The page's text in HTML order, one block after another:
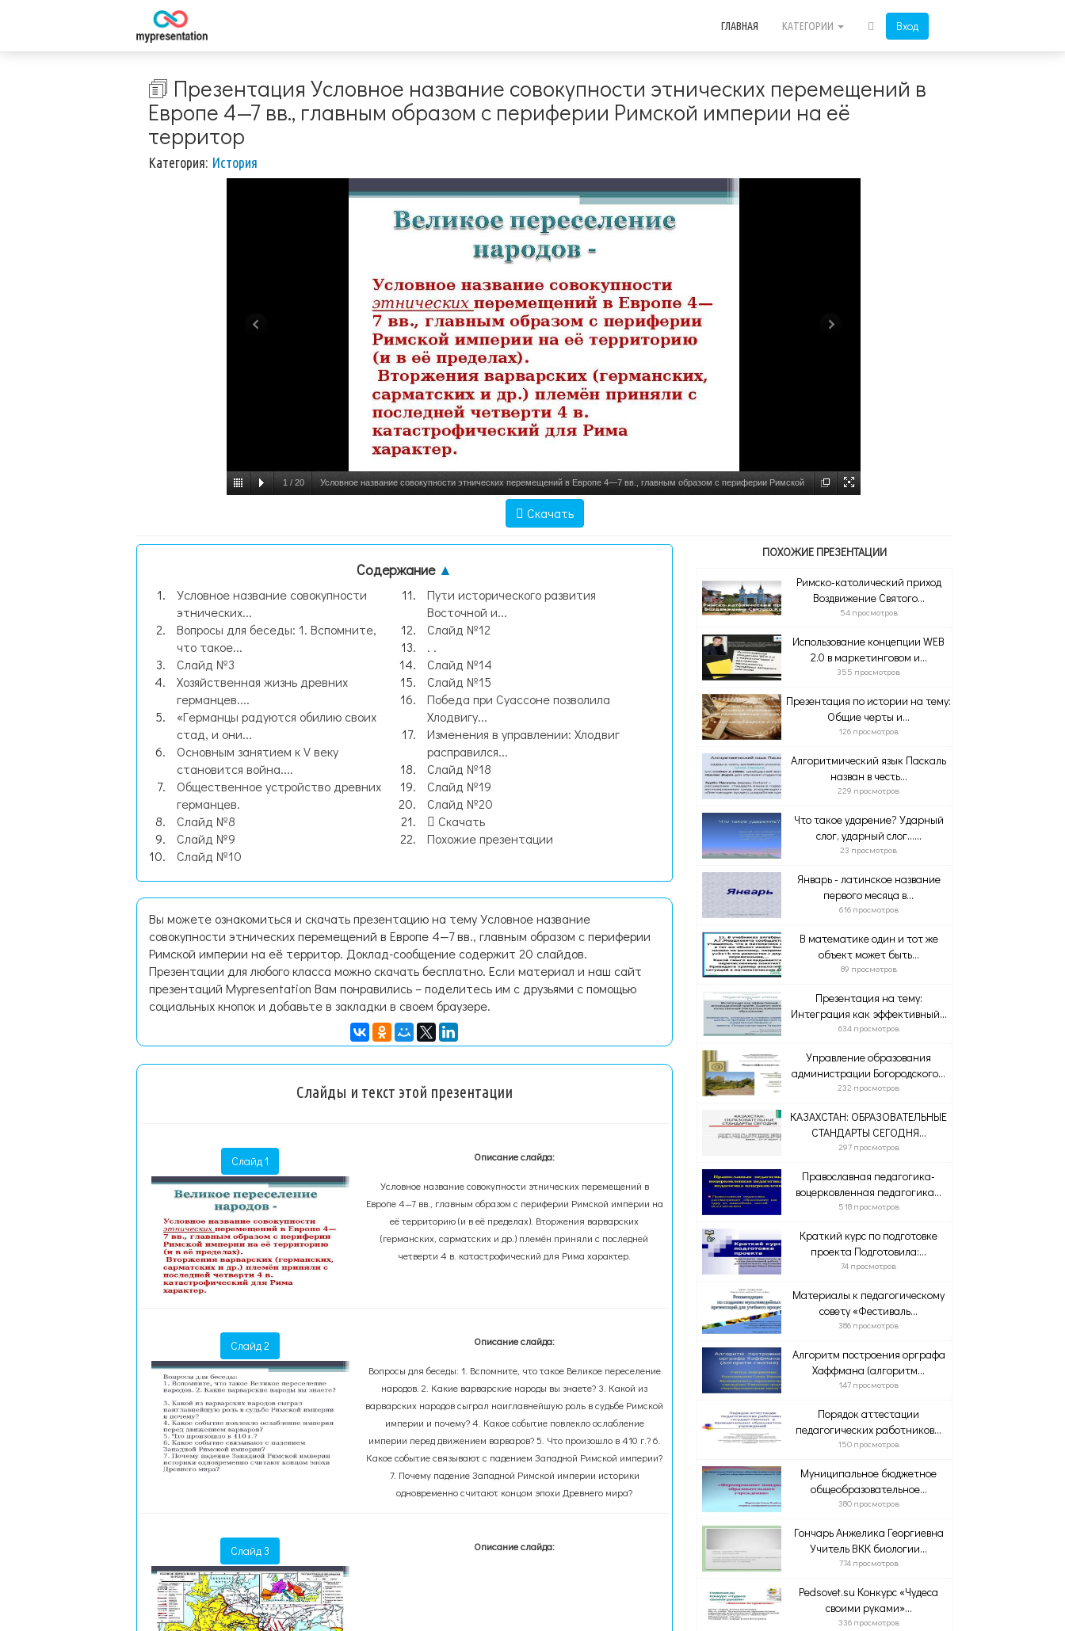
Вход
ГЛАВНАЯ КАТЕГОРИИ
🗊 Презентация Условное название совокупности этнических перемещений в
Европе 4—7 вв., главным образом с периферии Римской империи на её
территор
Категория: История
1 / 20 Условное название совокупности этнических перемещений в Европе 4—7 вв., главным образом с периферии Римской
Скачать
Содержание ▲
Условное название совокупности
этнических...
Вопросы для беседы: 1. Вспомните,
что такое...
Слайд №3
Хозяйственная жизнь древних
германцев....
«Германцы радуются обилию своих
стад, и они...
Основным занятием к V веку
становится война....
Общественное устройство древних
германцев.
Слайд №8
Слайд №9
Слайд №10
Пути исторического развития
Восточной и...
Слайд №12
. .
Слайд №14
Слайд №15
Победа при Суассоне позволила
Хлодвигу...
Изменения в управлении: Хлодвиг
расправился...
Слайд №18
Слайд №19
Слайд №20
Скачать
Похожие презентации
Вы можете ознакомиться и скачать презентацию на тему Условное название
совокупности этнических перемещений в Европе 4—7 вв., главным образом с периферии
Римской империи на её территор. Доклад-сообщение содержит 20 слайдов.
Презентации для любого класса можно скачать бесплатно. Если материал и наш сайт
презентаций Mypresentation Вам понравились – поделитесь им с друзьями с помощью
социальных кнопок и добавьте в закладки в своем браузере.
Слайды и текст этой презентации
Слайд 1 Описание слайда:
Условное название совокупности этнических перемещений в
Европе 4—7 вв., главным образом с периферии Римской империи на
её территорию (и в её пределах). Вторжения варварских
(германских, сарматских и др.) племён приняли с последней
четверти 4 в. катастрофический для Рима характер.
Слайд 2 Описание слайда:
Вопросы для беседы: 1. Вспомните, что такое Великое переселение
народов. 2. Какие варварские народы вы знаете? 3. Какой из
варварских народов сыграл наиглавнейшую роль в судьбе Римской
империи и почему? 4. Какое событие повлекло ослабление
империи перед движением варваров? 5. Что произошло в 410 г.? 6.
Какое событие связывают с падением Западной Римской империи?
7. Почему падение Западной Римской империи историки
одновременно считают концом эпохи Древнего мира?
Слайд 3 Описание слайда:
ПОХОЖИЕ ПРЕЗЕНТАЦИИ
Римско-католический приход
Воздвижение Святого...
54 просмотров
Использование концепции WEB
2.0 в маркетинговом и...
355 просмотров
Презентация по истории на тему:
Общие черты и...
126 просмотров
Алгоритмический язык Паскаль
назван в честь...
229 просмотров
Что такое ударение? Ударный
слог, ударный слог…...
23 просмотров
Январь - латинское название
первого месяца в...
616 просмотров
В математике один и тот же
объект может быть...
89 просмотров
Презентация на тему:
Интеграция как эффективный...
634 просмотров
Управление образования
администрации Богородского...
232 просмотров
КАЗАХСТАН: ОБРАЗОВАТЕЛЬНЫЕ
СТАНДАРТЫ СЕГОДНЯ...
297 просмотров
Православная педагогика-
воцерковленная педагогика...
518 просмотров
Краткий курс по подготовке
проекта Подготовила:...
74 просмотров
Материалы к педагогическому
совету «Фестиваль...
386 просмотров
Алгоритм построения орграфа
Хаффмана (алгоритм...
147 просмотров
Порядок аттестации
педагогических работников...
150 просмотров
Муниципальное бюджетное
общеобразовательное...
380 просмотров
Гончарь Анжелика Георгиевна
Учитель ВКК биологии...
774 просмотров
Pedsovet.su Конкурс «Чудеса
своими руками»...
336 просмотров